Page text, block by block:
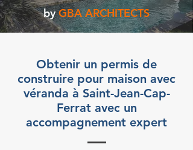
by GBA ARCHITECTS
Obtenir un permis de
construire pour maison avec
véranda à Saint-Jean-Cap-
Ferrat avec un
accompagnement expert